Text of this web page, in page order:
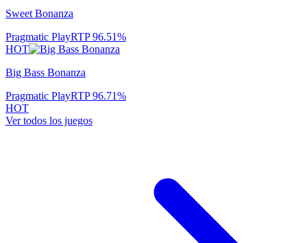
Sweet Bonanza
Pragmatic PlayRTP96.51%
HOT
Big Bass Bonanza
Pragmatic PlayRTP96.71%
HOT
Ver todos los juegos